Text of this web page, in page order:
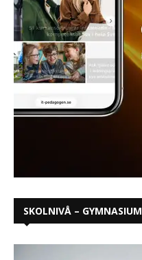
SKOLNIVÅ – GYMNASIUM